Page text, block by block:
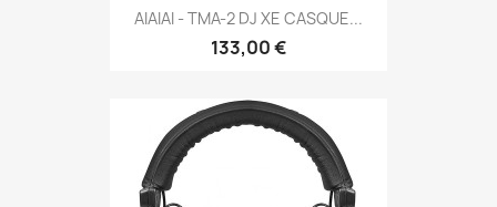
AIAIAI - TMA-2 DJ XE CASQUE...
133,00 €